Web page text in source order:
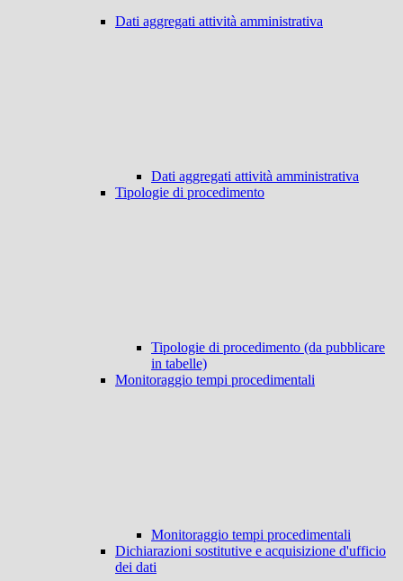
Dati aggregati attività amministrativa
Dati aggregati attività amministrativa
Tipologie di procedimento
Tipologie di procedimento (da pubblicare
in tabelle)
Monitoraggio tempi procedimentali
Monitoraggio tempi procedimentali
Dichiarazioni sostitutive e acquisizione d'ufficio
dei dati